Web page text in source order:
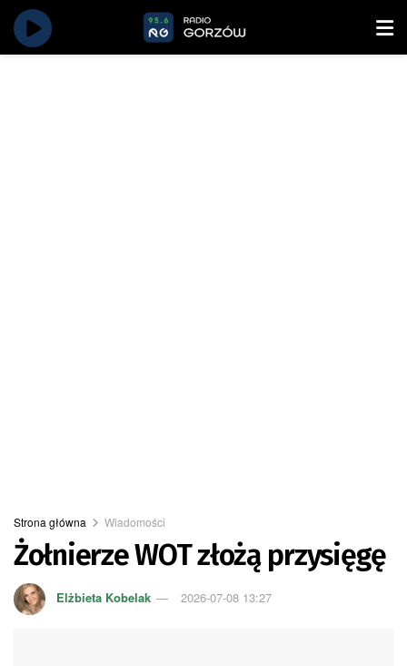
Strona główna Wiadomości
Żołnierze WOT złożą przysięgę
Elżbieta Kobelak 2026-07-08 13:27